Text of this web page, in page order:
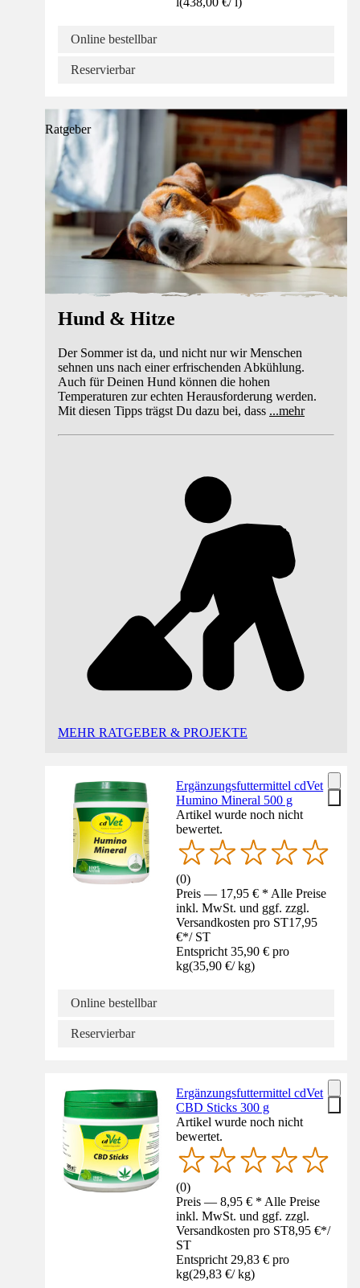
Online bestellbar
Reservierbar
Ratgeber
Hund & Hitze
Der Sommer ist da, und nicht nur wir Menschen
sehnen uns nach einer erfrischenden Abkühlung.
Auch für Deinen Hund können die hohen
Temperaturen zur echten Herausforderung werden.
Mit diesen Tipps trägst Du dazu bei, dass ...mehr
MEHR RATGEBER & PROJEKTE
Ergänzungsfuttermittel cdVet
Humino Mineral 500 g
Artikel wurde noch nicht
bewertet.
(0)
Preis — 17,95 € * Alle Preise
inkl. MwSt. und ggf. zzgl.
Versandkosten pro ST17,95
€*/ ST
Entspricht 35,90 € pro
kg(35,90 €/ kg)
Online bestellbar
Reservierbar
Ergänzungsfuttermittel cdVet
CBD Sticks 300 g
Artikel wurde noch nicht
bewertet.
(0)
Preis — 8,95 € * Alle Preise
inkl. MwSt. und ggf. zzgl.
Versandkosten pro ST8,95 €*/
ST
Entspricht 29,83 € pro
kg(29,83 €/ kg)